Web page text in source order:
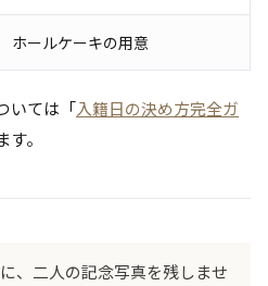
ホールケーキの用意
いては「入籍日の決め方完全ガ
。
、二人の記念写真を残しませ